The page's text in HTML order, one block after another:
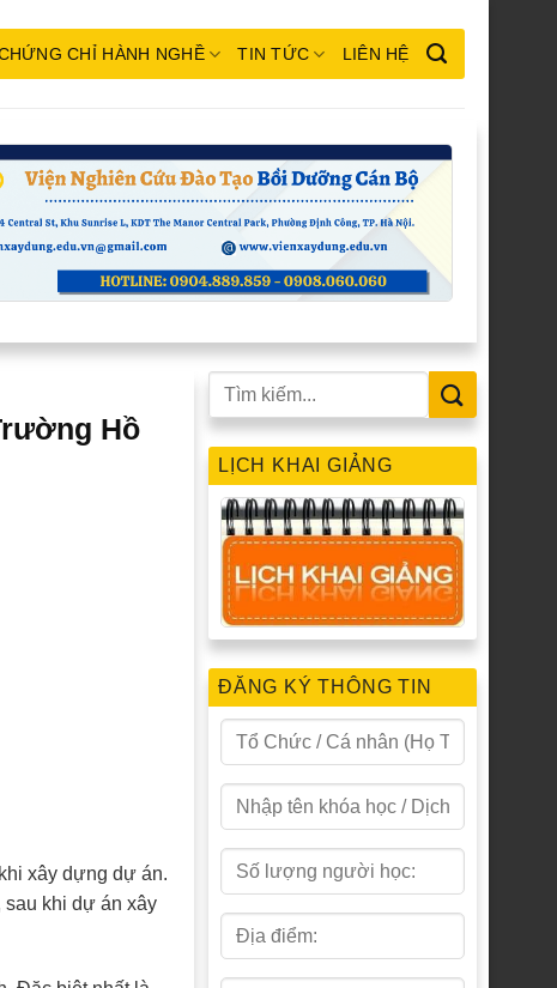
CHỈ HÀNH NGHỀ TIN TỨC LIÊN HỆ
Hồ
xây dựng dự án.
sau khi dự án xây
LỊCH KHAI GIẢNG
ĐĂNG KÝ THÔNG TIN